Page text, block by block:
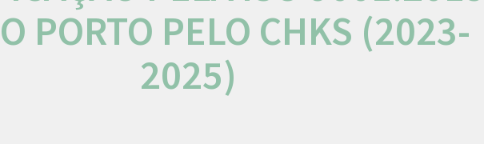
PORTO PELO CHKS (2023-
2025)